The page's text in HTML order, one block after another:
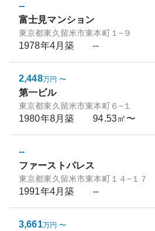
--
富士見マンション
東京都東久留米市東本町１−９
1978年4月築 --
2,448万円 〜
第一ビル
東京都東久留米市東本町６−１
1980年8月築 94.53㎡〜
--
ファーストパレス
東京都東久留米市東本町１４−１７
1991年4月築 --
3,661万円 〜